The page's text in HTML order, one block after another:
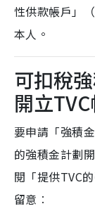
性供款帳戶」
本人。
可扣稅
開立
要申請「強積
的強積金計劃
閱「提供TVC
留意︰